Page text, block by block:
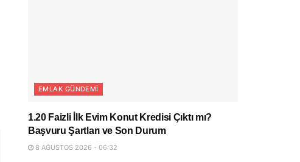
EMLAK GÜNDEMI
1.20 Faizli İlk Evim Konut Kredisi Çıktı mı?
Başvuru Şartları ve Son Durum
8 AĞUSTOS 2026 - 06:32